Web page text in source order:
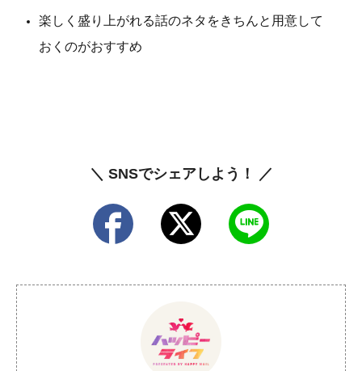
楽しく盛り上がれる話のネタをきちんと用意して
おくのがおすすめ
＼ SNSでシェアしよう！ ／